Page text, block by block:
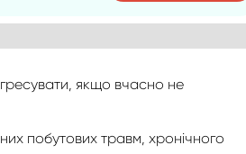
якщо вчасно не
побутових травм, хронічного